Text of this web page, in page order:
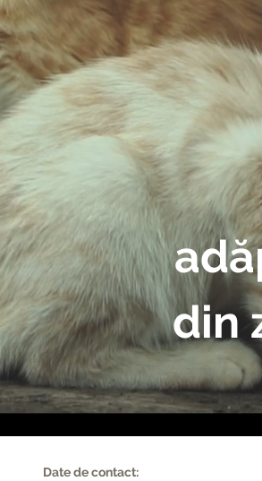
din
Date de contact: